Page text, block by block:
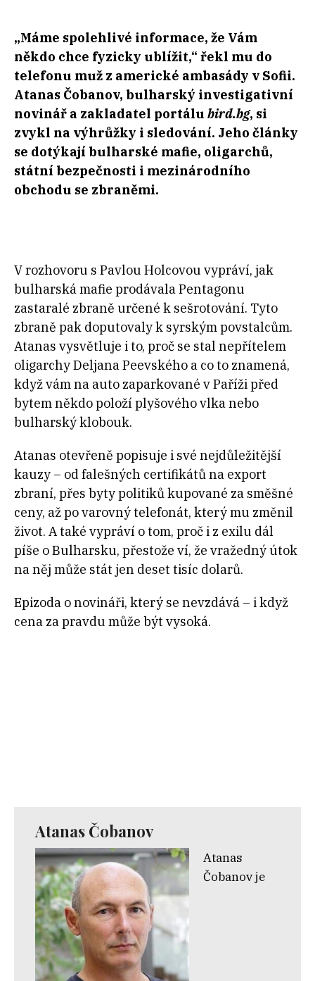
„Máme spolehlivé informace, že Vám
někdo chce fyzicky ublížit,“ řekl mu do
telefonu muž z americké ambasády v Sofii.
Atanas Čobanov, bulharský investigativní
novinář a zakladatel portálu bird.bg, si
zvykl na výhrůžky i sledování. Jeho články
se dotýkají bulharské mafie, oligarchů,
státní bezpečnosti i mezinárodního
obchodu se zbraněmi.
V rozhovoru s Pavlou Holcovou vypráví, jak
bulharská mafie prodávala Pentagonu
zastaralé zbraně určené k sešrotování. Tyto
zbraně pak doputovaly k syrským povstalcům.
Atanas vysvětluje i to, proč se stal nepřítelem
oligarchy Deljana Peevského a co to znamená,
když vám na auto zaparkované v Paříži před
bytem někdo položí plyšového vlka nebo
bulharský klobouk.
Atanas otevřeně popisuje i své nejdůležitější
kauzy – od falešných certifikátů na export
zbraní, přes byty politiků kupované za směšné
ceny, až po varovný telefonát, který mu změnil
život. A také vypráví o tom, proč i z exilu dál
píše o Bulharsku, přestože ví, že vražedný útok
na něj může stát jen deset tisíc dolarů.
Epizoda o novináři, který se nevzdává – i když
cena za pravdu může být vysoká.
Atanas Čobanov
Atanas
Čobanov je